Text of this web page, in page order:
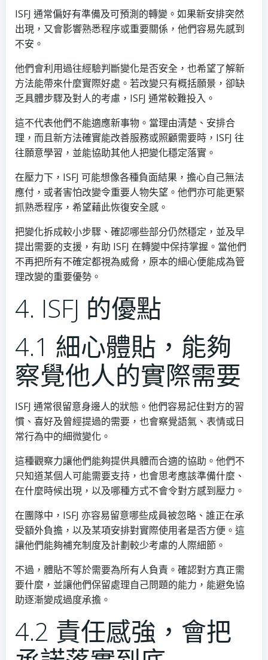
ISFJ 通常偏好有準備及可預測的轉變。如果新安排突然
出現，又會影響熟悉程序或重要關係，他們容易先感到
不安。
他們會利用過往經驗判斷變化是否安全，也希望了解新
方法能帶來什麼實際好處。若改變只有概括願景，卻缺
乏具體步驟及對人的考慮，ISFJ 通常較難投入。
這不代表他們不能適應新事物。當理由清楚、安排合
理，而且新方法確實能改善服務或照顧需要時，ISFJ 往
往願意學習，並能協助其他人把變化穩定落實。
在壓力下，ISFJ 可能想像各種負面結果，擔心自己無法
應付，或者害怕改變令重要人物失望。他們亦可能更緊
抓熟悉程序，希望藉此恢復安全感。
把變化拆成較小步驟、確認哪些部分仍然穩定，並及早
提出需要的支援，有助 ISFJ 在轉變中保持掌握。當他們
不再把所有不確定都視為威脅，原本的細心便能成為管
理改變的重要優勢。
4. ISFJ 的優點
4.1 細心體貼，能夠
察覺他人的實際需要
ISFJ 通常很留意身邊人的狀態。他們容易記住對方的習
慣、喜好及曾經提過的需要，也會察覺語氣、表情或日
常行為中的細微變化。
這種觀察力讓他們能夠提供具體而合適的協助。他們不
只知道某個人可能需要支持，也會思考應該準備什麼、
在什麼時候出現，以及哪種方式不會令對方感到壓力。
在團隊中，ISFJ 亦容易留意哪些成員被忽略、誰正在承
受額外負擔，以及某項安排對實際使用者是否方便。這
讓他們能夠補充制度及計劃較少考慮的人際細節。
不過，體貼不等於需要為所有人負責。確認對方真正需
要什麼，並讓他們保留處理自己問題的能力，能避免協
助逐漸變成過度承擔。
4.2 責任感強，會把